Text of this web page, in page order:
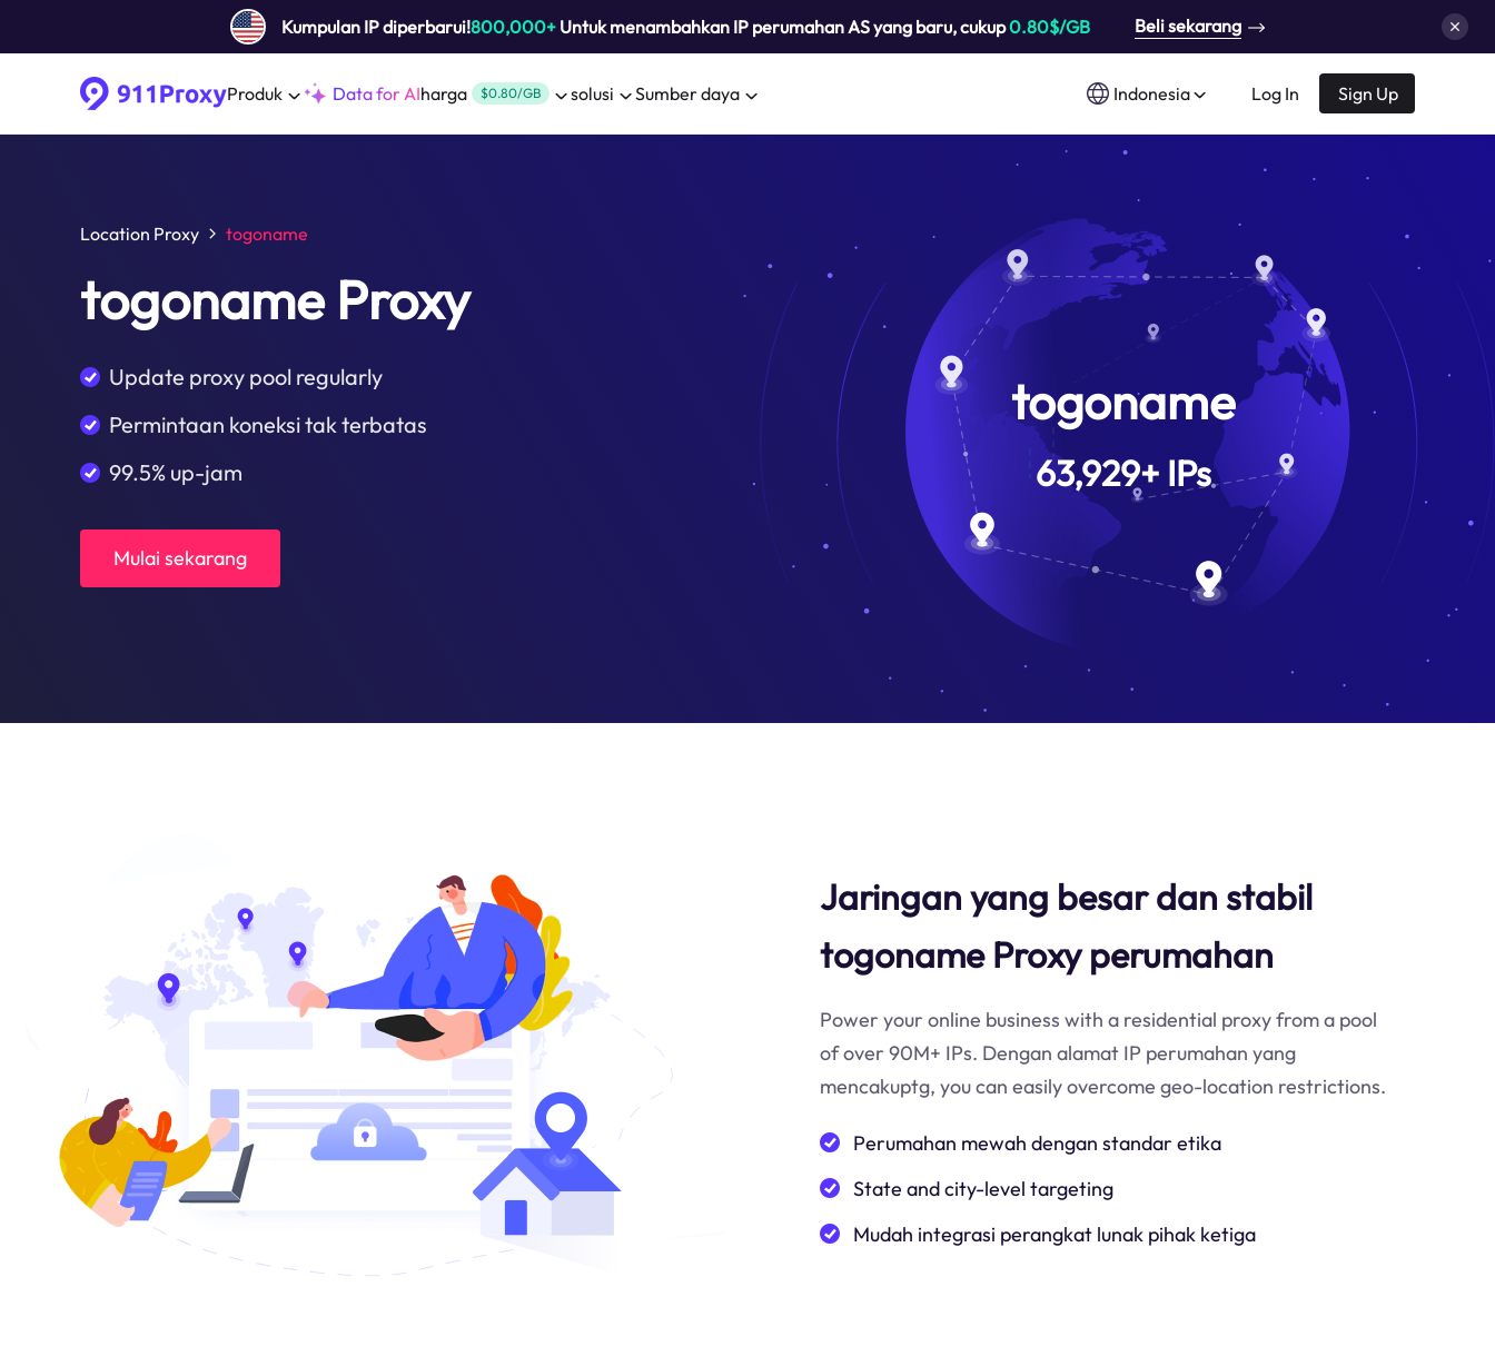
Kumpulan IP diperbarui!800,000+Untuk menambahkan IP perumahan AS yang baru, cukup0.80$/GB Beli sekarang
Produk Data for AIharga $0.80/GB solusi Sumber daya Indonesia Log In Sign Up
Location Proxy togoname
togoname Proxy
Update proxy pool regularly
Permintaan koneksi tak terbatas
99.5% up-jam
Mulai sekarang
togoname
63,929+IPs
Jaringan yang besar dan stabil
togoname Proxy perumahan
Power your online business with a residential proxy from a pool
of over 90M+ IPs. Dengan alamat IP perumahan yang
mencakuptg, you can easily overcome geo-location restrictions.
Perumahan mewah dengan standar etika
State and city-level targeting
Mudah integrasi perangkat lunak pihak ketiga